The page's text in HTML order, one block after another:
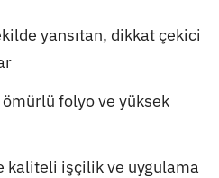
yansıtan, dikkat çekici
ömürlü folyo ve yüksek
kaliteli işçilik ve uygulama